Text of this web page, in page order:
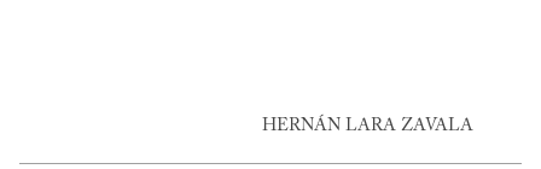
HERNÁN LARA ZAVALA